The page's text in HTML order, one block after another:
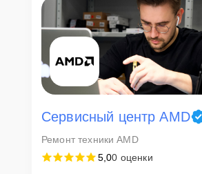
Сервисный центр AMD
Ремонт техники AMD
5,00 оценки